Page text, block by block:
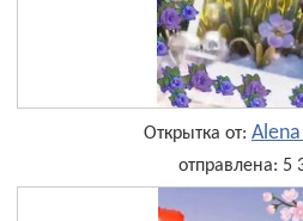
Открытка от:
отправлена: 5